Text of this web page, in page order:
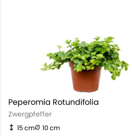
Peperomia Rotundifolia
Zwergpfeffer
15 cm 10 cm